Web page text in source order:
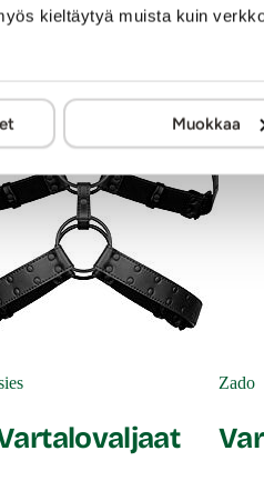
kieltäytyä muista kuin
Muokkaa
Zado